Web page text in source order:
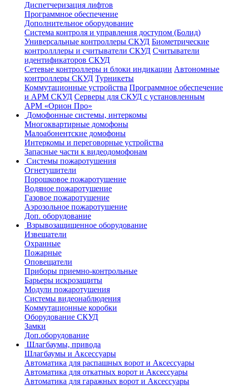
Диспетчеризация лифтов
Программное обеспечение
Дополнительное оборудование
Система контроля и управления доступом (Болид)
Универсальные контроллеры СКУД Биометрические
контролллеры и считыватели СКУД Считыватели
идентификаторов СКУД
Сетевые контроллеры и блоки индикации Автономные
контроллеры СКУД Турникеты
Коммутационные устройства Программное обеспечение
и АРМ СКУД Серверы для СКУД с установленным
АРМ «Орион Про»
Домофонные системы, интеркомы
Многоквартирные домофоны
Малоабонентские домофоны
Интеркомы и переговорные устройства
Запасные части к видеодомофонам
Системы пожаротушения
Огнетушители
Порошковое пожаротушение
Водяное пожаротушение
Газовое пожаротушение
Аэрозольное пожаротушение
Доп. оборудование
Взрывозащищенное оборудование
Извещатели
Охранные
Пожарные
Оповещатели
Приборы приемно-контрольные
Барьеры искрозащиты
Модули пожаротушения
Системы видеонаблюдения
Коммутационные коробки
Оборудование СКУД
Замки
Доп.оборудование
Шлагбаумы, привода
Шлагбаумы и Аксессуары
Автоматика для распашных ворот и Аксессуары
Автоматика для откатных ворот и Аксессуары
Автоматика для гаражных ворот и Аксессуары